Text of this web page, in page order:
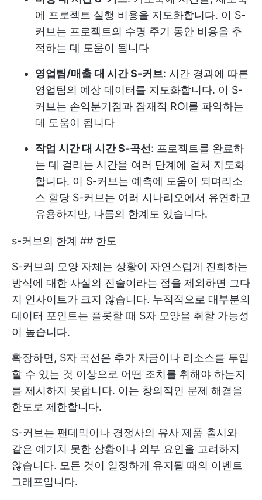
에 프로젝트 실행 비용을 지도화합니다. 이 S-
커브는 프로젝트의 수명 주기 동안 비용을 추
적하는 데 도움이 됩니다
영업팀/매출 대 시간 S-커브: 시간 경과에 따른
영업팀의 예상 데이터를 지도화합니다. 이 S-
커브는 손익분기점과 잠재적 ROI를 파악하는
데 도움이 됩니다
작업 시간 대 시간 S-곡선 : 프로젝트를 완료하
는 데 걸리는 시간을 여러 단계에 걸쳐 지도화
합니다. 이 S-커브는 예측에 도움이 되며리소
스 할당 S-커브는 여러 시나리오에서 유연하고
유용하지만, 나름의 한계도 있습니다.
s-커브의 한계 ## 한도
S-커브의 모양 자체는 상황이 자연스럽게 진화하는
방식에 대한 사실의 진술이라는 점을 제외하면 그다
지 인사이트가 크지 않습니다. 누적적으로 대부분의
데이터 포인트는 플롯할 때 S자 모양을 취할 가능성
이 높습니다.
확장하면, S자 곡선은 추가 자금이나 리소스를 투입
할 수 있는 것 이상으로 어떤 조치를 취해야 하는지
를 제시하지 못합니다. 이는 창의적인 문제 해결을
한도로 제한합니다.
S-커브는 팬데믹이나 경쟁사의 유사 제품 출시와
같은 예기치 못한 상황이나 외부 요인을 고려하지
않습니다. 모든 것이 일정하게 유지될 때의 이벤트
그래프입니다.